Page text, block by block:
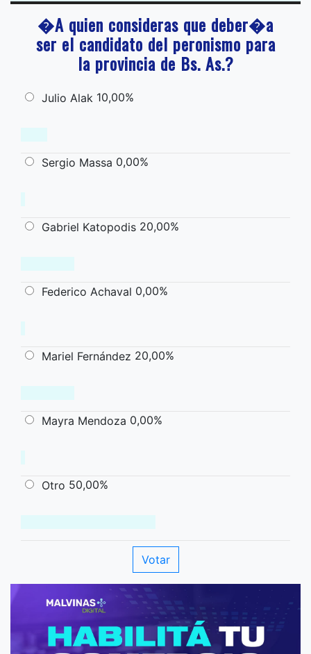
�A quien consideras que deber�a
ser el candidato del peronismo para
la provincia de Bs. As.?
Julio Alak 10,00%
Sergio Massa 0,00%
Gabriel Katopodis 20,00%
Federico Achaval 0,00%
Mariel Fernández 20,00%
Mayra Mendoza 0,00%
Otro 50,00%